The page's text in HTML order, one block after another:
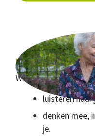
Wat kun je van
We staan voor je
luisteren naar
denken mee,
je.